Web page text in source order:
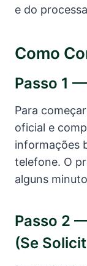
e do
Como
Passo 1
Para
oficial e
informações
telefone. O
alguns
Passo 2
(se